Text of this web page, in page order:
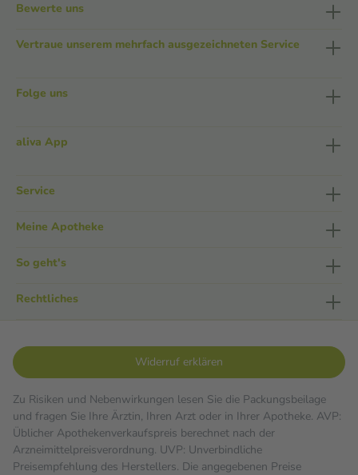
Bewerte uns
Vertraue unserem mehrfach ausgezeichneten Service
Folge uns
aliva App
Service
Meine Apotheke
So geht's
Rechtliches
Widerruf erklären
Zu Risiken und Nebenwirkungen lesen Sie die Packungsbeilage
und fragen Sie Ihre Ärztin, Ihren Arzt oder in Ihrer Apotheke. AVP:
Üblicher Apothekenverkaufspreis berechnet nach der
Arzneimittelpreisverordnung. UVP: Unverbindliche
Preisempfehlung des Herstellers. Die angegebenen Preise